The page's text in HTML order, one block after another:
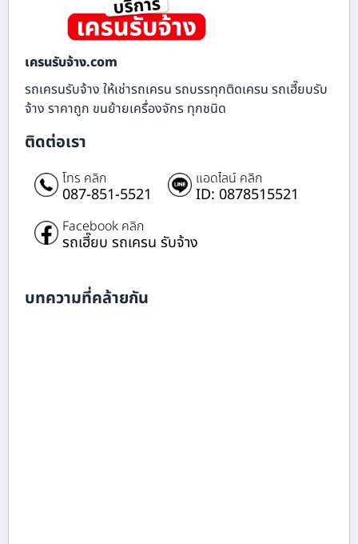
เครนรับจ้าง.com
รถเครนรับจ้าง ให้เช่ารถเครน รถบรรทุกติดเครน รถเฮี๊ยบรับ
จ้าง ราคาถูก ขนย้ายเครื่องจักร ทุกชนิด
ติดต่อเรา
โทร คลิก
087-851-5521
แอดไลน์ คลิก
ID: 0878515521
Facebook คลิก
รถเฮี๊ยบ รถเครน รับจ้าง
บทความที่คล้ายกัน